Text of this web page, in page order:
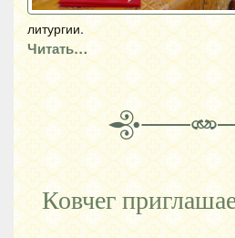
литургии.
Читать…
Ковчег